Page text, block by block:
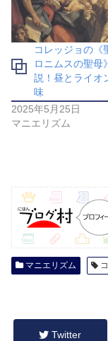
コレッジョの《
ロニムスの聖母
説！昼とライオ
味
2025年5月25日
マニエリズム
マニエリズム
Twitter